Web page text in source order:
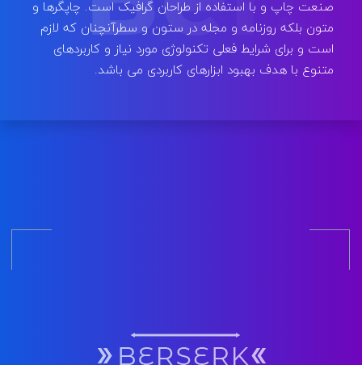
صنعت چاپ و با استفاده از طراحان گرافیک است. چاپگرها و
متون بلکه روزنامه و مجله در ستون و سطرآنچنان که لازم
است و برای شرایط فعلی تکنولوژی مورد نیاز و کاربردهای
متنوع با هدف بهبود ابزارهای کاربردی می باشد.